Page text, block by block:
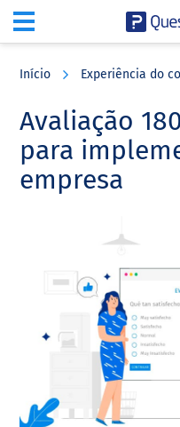
content
sidebar
Início Experiência do
Avaliação
para
empresa